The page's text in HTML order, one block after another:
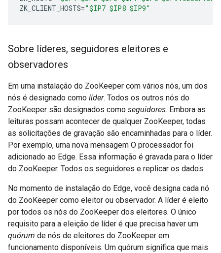
ZK_CLIENT_HOSTS="$IP7 $IP8 $IP9"
Sobre líderes, seguidores eleitores e
observadores
Em uma instalação do ZooKeeper com vários nós, um dos
nós é designado como líder. Todos os outros nós do
ZooKeeper são designados como seguidores. Embora as
leituras possam acontecer de qualquer ZooKeeper, todas
as solicitações de gravação são encaminhadas para o líder.
Por exemplo, uma nova mensagem O processador foi
adicionado ao Edge. Essa informação é gravada para o líder
do ZooKeeper. Todos os seguidores e replicar os dados.
No momento de instalação do Edge, você designa cada nó
do ZooKeeper como eleitor ou observador. A líder é eleito
por todos os nós do ZooKeeper dos eleitores. O único
requisito para a eleição de líder é que precisa haver um
quórum de nós de eleitores do ZooKeeper em
funcionamento disponíveis. Um quórum significa que mais